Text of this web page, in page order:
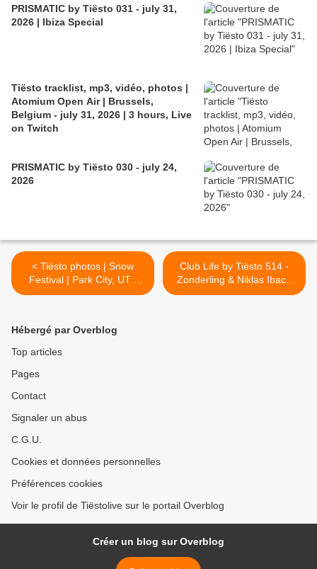
PRISMATIC by Tiësto 031 - july 31,
2026 | Ibiza Special
Tiësto tracklist, mp3, vidéo, photos |
Atomium Open Air | Brussels,
Belgium - july 31, 2026 | 3 hours, Live
on Twitch
PRISMATIC by Tiësto 030 - july 24,
2026
< Tiësto photos | Snow
Festival | Park City, UT -
January 21, 2017
Club Life by Tiësto 514 -
Zonderling & Niklas Ibach
Guestmix - February 03,
Hébergé par Overblog
Top articles
Pages
Contact
Signaler un abus
C.G.U.
Cookies et données personnelles
Préférences cookies
Voir le profil de Tiëstolive sur le portail Overblog
Créer un blog sur Overblog